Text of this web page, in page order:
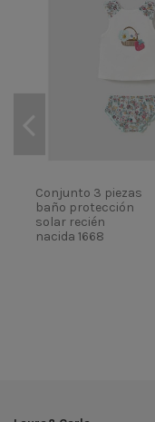
Conjunto 3 piezas
baño protección
solar recién
nacida 1668